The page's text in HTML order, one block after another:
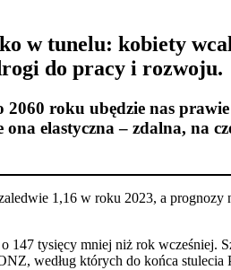
w tunelu: kobiety
do pracy i rozwoju.
2060 roku ubędzie nas
elastyczna – zdalna, na
1,16 w roku 2023, a prognozy
147 tysięcy mniej niż rok wcześniej.
według których do końca stulecia